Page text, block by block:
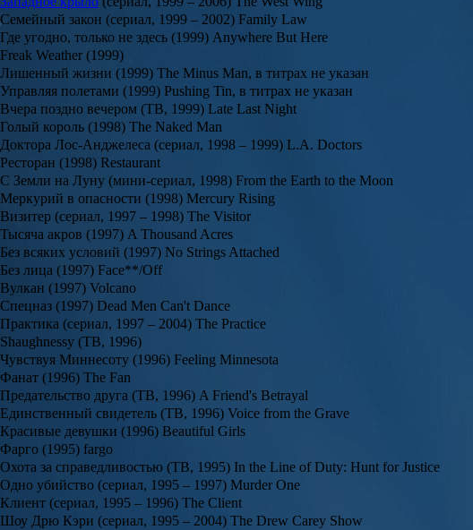
Семейный закон (сериал, 1999 – 2002) Family Law
Где угодно, только не здесь (1999) Anywhere But Here
Freak Weather (1999)
Лишенный жизни (1999) The Minus Man, в титрах не указан
Управляя полетами (1999) Pushing Tin, в титрах не указан
Вчера поздно вечером (ТВ, 1999) Late Last Night
Голый король (1998) The Naked Man
Доктора Лос-Анджелеса (сериал, 1998 – 1999) L.A. Doctors
Ресторан (1998) Restaurant
С Земли на Луну (мини-сериал, 1998) From the Earth to the Moon
Меркурий в опасности (1998) Mercury Rising
Визитер (сериал, 1997 – 1998) The Visitor
Тысяча акров (1997) A Thousand Acres
Без всяких условий (1997) No Strings Attached
Без лица (1997) Face**/Off
Вулкан (1997) Volcano
Спецназ (1997) Dead Men Can't Dance
Практика (сериал, 1997 – 2004) The Practice
Shaughnessy (ТВ, 1996)
Чувствуя Миннесоту (1996) Feeling Minnesota
Фанат (1996) The Fan
Предательство друга (ТВ, 1996) A Friend's Betrayal
Единственный свидетель (ТВ, 1996) Voice from the Grave
Красивые девушки (1996) Beautiful Girls
Фарго (1995) fargo
Охота за справедливостью (ТВ, 1995) In the Line of Duty: Hunt for Justice
Одно убийство (сериал, 1995 – 1997) Murder One
Клиент (сериал, 1995 – 1996) The Client
Шоу Дрю Кэри (сериал, 1995 – 2004) The Drew Carey Show